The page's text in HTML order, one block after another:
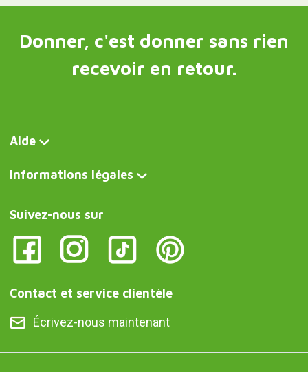
Donner, c'est donner sans rien
recevoir en retour.
Aide
Informations légales
Suivez-nous sur
Contact et service clientèle
Écrivez-nous maintenant